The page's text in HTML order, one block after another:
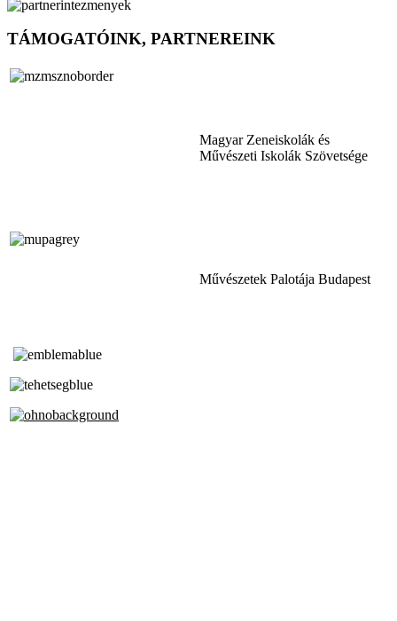
TÁMOGATÓINK, PARTNEREINK
Magyar Zeneiskolák és
Művészeti Iskolák Szövetsége
Művészetek Palotája Budapest